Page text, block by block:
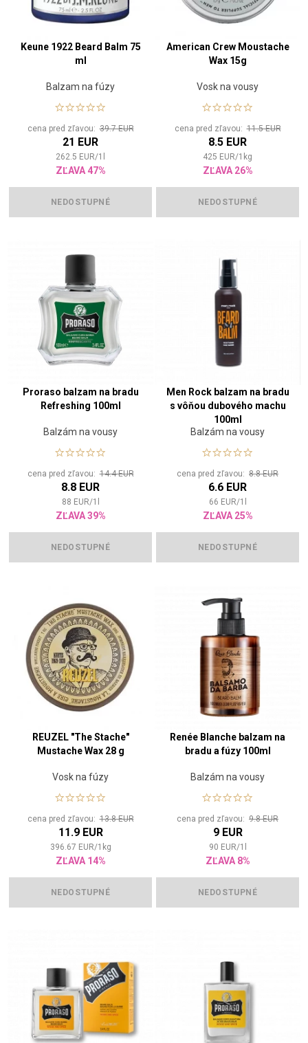
Keune 1922 Beard Balm 75
ml
Balzam na fúzy
cena pred zľavou:39.7 EUR
21 EUR
262.5 EUR/1
ZĽAVA 47%
NEDOSTUPNÉ
American Crew Moustache
Wax 15g
Vosk na vousy
cena pred zľavou:11.5 EUR
8.5 EUR
425 EUR/1 kg
ZĽAVA 26%
NEDOSTUPNÉ
Proraso balzam na bradu
Refreshing 100ml
Balzám na vousy
cena pred zľavou:14.4 EUR
8.8 EUR
88 EUR/1
ZĽAVA 39%
NEDOSTUPNÉ
Men Rock balzam na bradu
s vôňou dubového machu
100ml
Balzám na vousy
cena pred zľavou: 8.8 EUR
6.6 EUR
66 EUR/1
ZĽAVA 25%
NEDOSTUPNÉ
REUZEL "The Stache"
Mustache Wax 28 g
Vosk na fúzy
cena pred zľavou:13.8 EUR
11.9 EUR
396.67 EUR/1 kg
ZĽAVA 14%
NEDOSTUPNÉ
Renée Blanche balzam na
bradu a fúzy 100ml
Balzám na vousy
cena pred zľavou: 9.8 EUR
9 EUR
90 EUR/1
ZĽAVA 8%
NEDOSTUPNÉ